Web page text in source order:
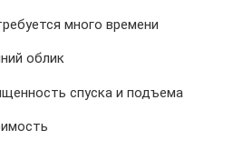
много времени
облик
спуска и подъема